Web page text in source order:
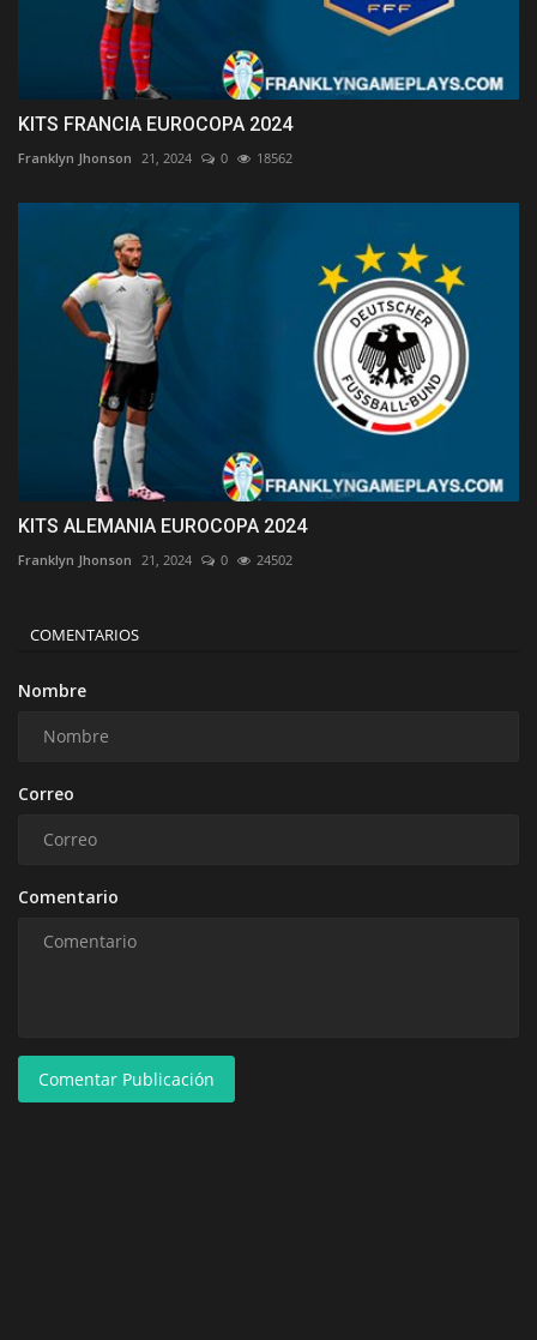
KITS FRANCIA EUROCOPA 2024
Franklyn Jhonson 21, 2024 0 18562
KITS ALEMANIA EUROCOPA 2024
Franklyn Jhonson 21, 2024 0 24502
COMENTARIOS
Nombre
Correo
Comentario
Comentar Publicación